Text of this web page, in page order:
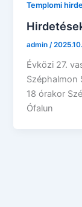
Templomi
admin/
Évközi 27.
Széphalmon
18 órakor
Ófalun